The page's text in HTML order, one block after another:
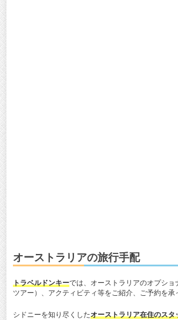
オーストラリアの旅行手配
トラベルドンキーでは、オーストラリアのオプショ
ツアー）、アクティビティ等をご紹介、ご予約を承
シドニーを知り尽くしたオーストラリア在住のスタ